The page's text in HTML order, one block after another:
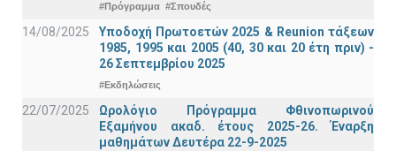
#Πρόγραμμα #Σπουδές
14/08/2025
Υποδοχή Πρωτοετών 2025 & Reunion τάξεων
1985, 1995 και 2005 (40, 30 και 20 έτη πριν) -
26 Σεπτεμβρίου 2025
#Εκδηλώσεις
22/07/2025
Ωρολόγιο Πρόγραμμα Φθινοπωρινού
Εξαμήνου ακαδ. έτους 2025-26. Έναρξη
μαθημάτων Δευτέρα 22-9-2025